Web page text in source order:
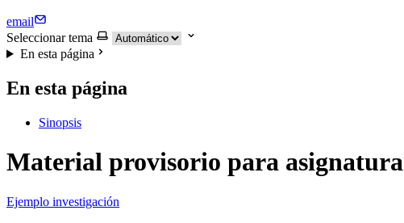
email
Seleccionar tema
En esta página
En esta página
Sinopsis
Material provisorio para
Ejemplo investigación